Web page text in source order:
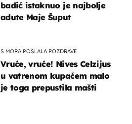
badić istaknuo je najbolje
adute Maje Šuput
S MORA POSLALA POZDRAVE
Vruće, vruće! Nives Celzijus
u vatrenom kupaćem malo
je toga prepustila mašti